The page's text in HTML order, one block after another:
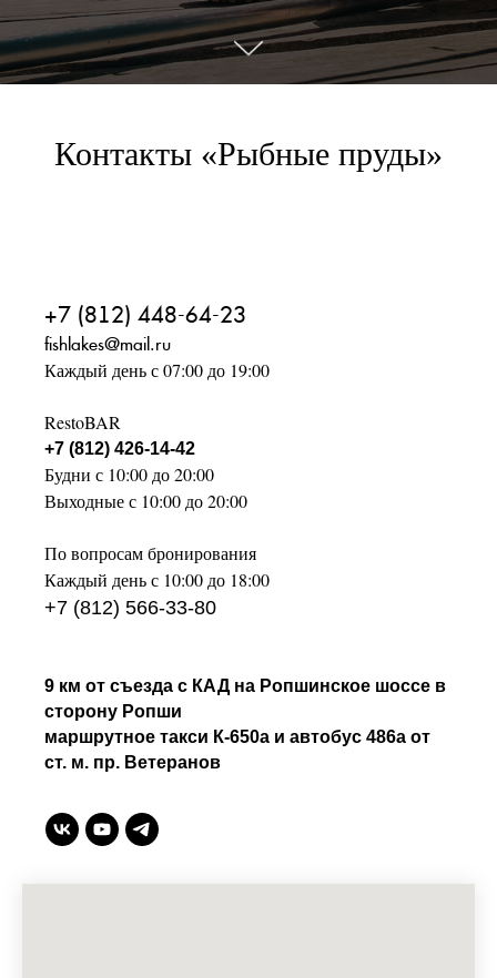
Контакты «Рыбные пруды»
+7 (812) 448-64-23
fishlakes@mail.ru
Каждый день с 07:00 до 19:00
RestoBAR
+7 (812) 426-14-42
Будни с 10:00 до 20:00
Выходные с 10:00 до 20:00
По вопросам бронирования
Каждый день с 10:00 до 18:00
+7 (812) 566-33-80
9 км от съезда с КАД на Ропшинское шоссе в
сторону Ропши
маршрутное такси К-650а и автобус 486а от
ст. м. пр. Ветеранов